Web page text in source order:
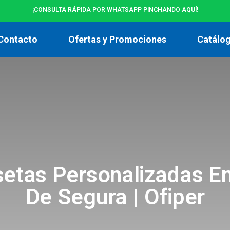
¡CONSULTA RÁPIDA POR WHATSAPP PINCHANDO AQUÍ!
Ofertas y Promociones
Personalizadas
De Segura | Ofiper